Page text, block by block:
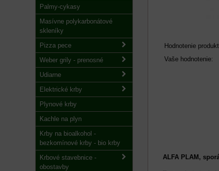
Hodnotenie
Vaše hodnotenie:
ALFA PLAM,
Palmy-cykasy
Masívne polykarbonátové
skleníky
Pizza pece
Weber grily - prenosné
Udiarne
Elektrické krby
Plynové krby
Kachle na plyn
Krby na bioalkohol -
bezkomínové krby - bio krby
Krbové stavebnice -
obostavby